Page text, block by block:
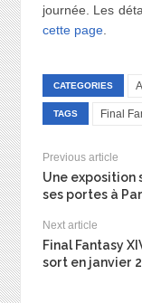
journée. Les
cette page.
CATEGORIES
TAGS Final
Previous article
Une exposition
ses portes à
Next article
Final Fantasy
sort en janvier